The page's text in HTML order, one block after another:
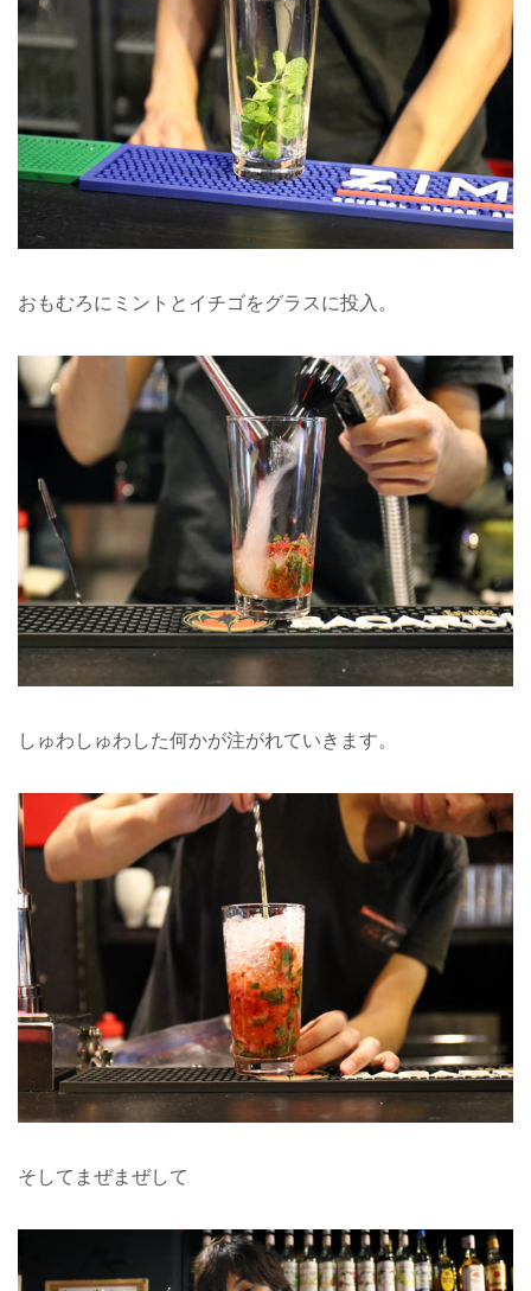
おもむろにミントとイチゴをグラスに投入。
しゅわしゅわした何かが注がれていきます。
そしてまぜまぜして